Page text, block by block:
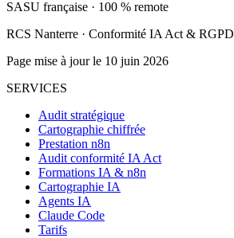
SASU française · 100 % remote
RCS Nanterre · Conformité IA Act & RGPD
Page mise à jour le 10 juin 2026
SERVICES
Audit stratégique
Cartographie chiffrée
Prestation n8n
Audit conformité IA Act
Formations IA & n8n
Cartographie IA
Agents IA
Claude Code
Tarifs